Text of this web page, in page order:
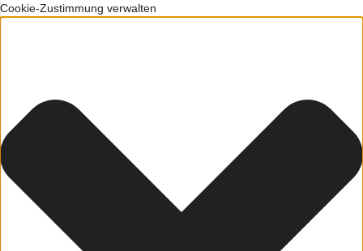
Cookie-Zustimmung verwalten